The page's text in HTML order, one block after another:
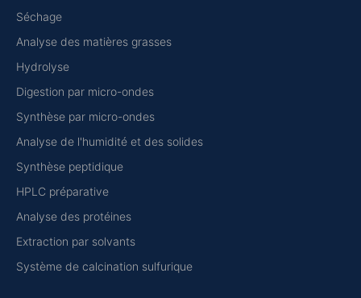
Séchage
Analyse des matières grasses
Hydrolyse
Digestion par micro-ondes
Synthèse par micro-ondes
Analyse de l'humidité et des solides
Synthèse peptidique
HPLC préparative
Analyse des protéines
Extraction par solvants
Système de calcination sulfurique